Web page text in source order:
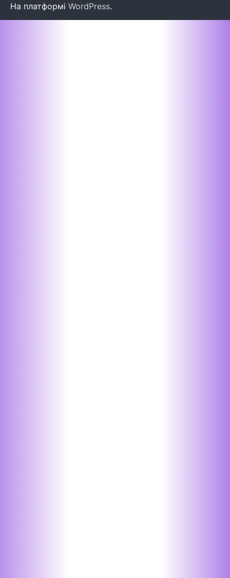
На платформі WordPress.